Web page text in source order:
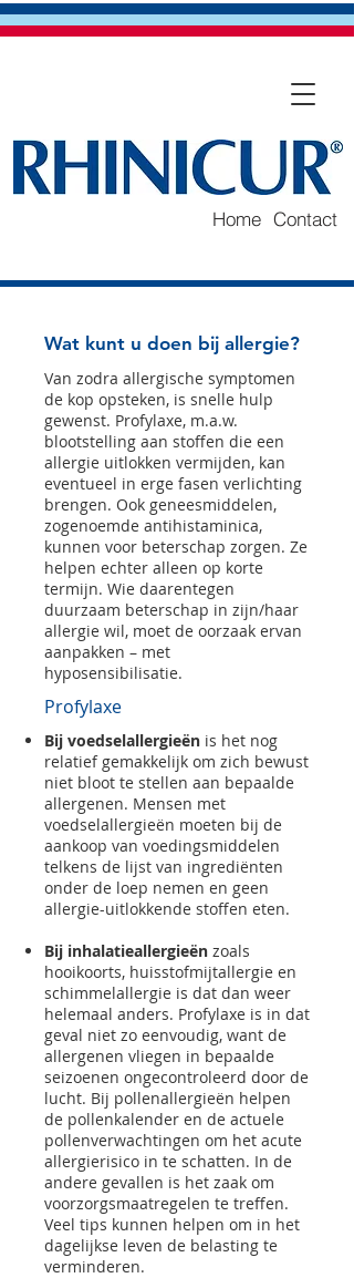
Contact
Home
Wat kunt u doen bij allergie?
Van zodra allergische symptomen
de kop opsteken, is snelle hulp
gewenst. Profylaxe, m.a.w.
blootstelling aan stoffen die een
allergie uitlokken vermijden, kan
eventueel in erge fasen verlichting
brengen. Ook geneesmiddelen,
zogenoemde antihistaminica,
kunnen voor beterschap zorgen. Ze
helpen echter alleen op korte
termijn. Wie daarentegen
duurzaam beterschap in zijn/haar
allergie wil, moet de oorzaak ervan
aanpakken – met
hyposensibilisatie.
Profylaxe
Bij voedselallergieën is het nog
relatief gemakkelijk om zich bewust
niet bloot te stellen aan bepaalde
allergenen. Mensen met
voedselallergieën moeten bij de
aankoop van voedingsmiddelen
telkens de lijst van ingrediënten
onder de loep nemen en geen
allergie-uitlokkende stoffen eten.
Bij inhalatieallergieën zoals
hooikoorts, huisstofmijtallergie en
schimmelallergie is dat dan weer
helemaal anders. Profylaxe is in dat
geval niet zo eenvoudig, want de
allergenen vliegen in bepaalde
seizoenen ongecontroleerd door de
lucht. Bij pollenallergieën helpen
de pollenkalender en de actuele
pollenverwachtingen om het acute
allergierisico in te schatten. In de
andere gevallen is het zaak om
voorzorgsmaatregelen te treffen.
Veel tips kunnen helpen om in het
dagelijkse leven de belasting te
verminderen.